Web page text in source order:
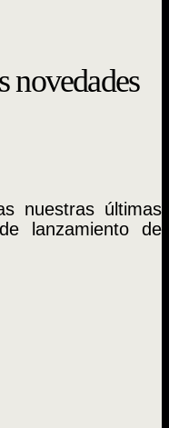
novedades
nuestras últimas
lanzamiento de